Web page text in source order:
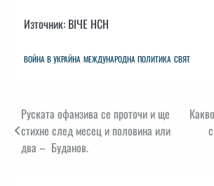
Източник: ВІЧЕ НСН
ВОЙНА В УКРАЙНА МЕЖДУНАРОДНА ПОЛИТИКА СВЯТ
Навигация
Руската офанзива се проточи и ще
стихне след месец и половина или
два – Буданов.